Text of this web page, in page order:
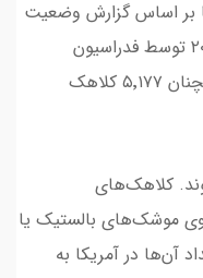
بر اساس گزارش وضعیت
نیروهای هسته‌ای جهان که در سال ۲۰۲۵ توسط فدراسیون
دانشمندان اتمی منتشر شد، آمریکا همچنان ۵٬۱۷۷ کلاهک
کلاهک‌های
موشک‌های بالستیک یا
آن‌ها در آمریکا به